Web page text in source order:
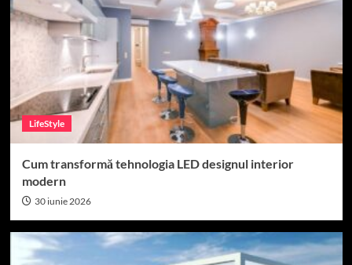
LifeStyle
Cum transformă tehnologia LED designul interior
modern
30 iunie 2026